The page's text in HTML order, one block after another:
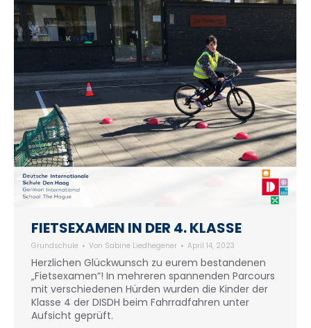
FIETSEXAMEN IN DER 4. KLASSE
Grundschule Von Sabine Liedhegener April 14, 2023
Herzlichen Glückwunsch zu eurem bestandenen
„Fietsexamen“! In mehreren spannenden Parcours
mit verschiedenen Hürden wurden die Kinder der
Klasse 4 der DISDH beim Fahrradfahren unter
Aufsicht geprüft.